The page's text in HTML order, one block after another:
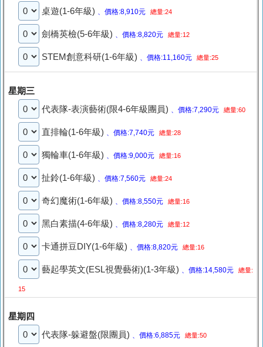
桌遊(1-6年級) 、價格:8,910元 總量:24
劍橋英檢(5-6年級) 、價格:8,820元 總量:12
STEM創意科研(1-6年級) 、價格:11,160元 總量:25
星期三
代表隊-表演藝術(限4-6年級團員) 、價格:7,290元 總量:60
直排輪(1-6年級) 、價格:7,740元 總量:28
獨輪車(1-6年級) 、價格:9,000元 總量:16
扯鈴(1-6年級) 、價格:7,560元 總量:24
奇幻魔術(1-6年級) 、價格:8,550元 總量:16
黑白素描(4-6年級) 、價格:8,280元 總量:12
卡通拼豆DIY(1-6年級) 、價格:8,820元 總量:16
藝起學英文(ESL視覺藝術)(1-3年級) 、價格:14,580元 總量:
15
星期四
代表隊-躲避盤(限團員) 、價格:6,885元 總量:50